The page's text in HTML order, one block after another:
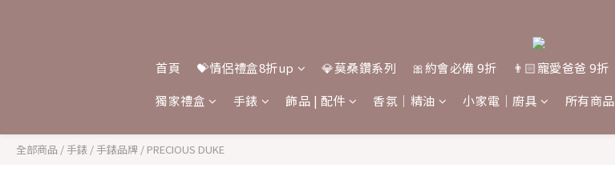
首頁 💝情侶禮盒8折up 💎莫桑鑽系列 🎀約會必備 9折 👨🏻寵愛爸爸 9折
獨家禮盒
手錶 飾品 | 配件 香氛｜精油 小家電｜廚具 所有商品
全部商品 /手錶 /手錶品牌 / PRECIOUS DUKE